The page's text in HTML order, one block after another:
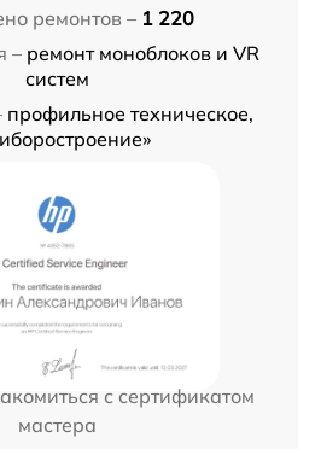
ремонтов – 1 220
– ремонт моноблоков и VR
систем
профильное техническое,
с сертификатом
мастера